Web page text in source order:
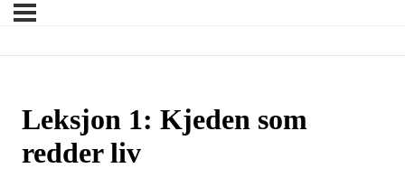
Leksjon 1: Kjeden som
redder liv